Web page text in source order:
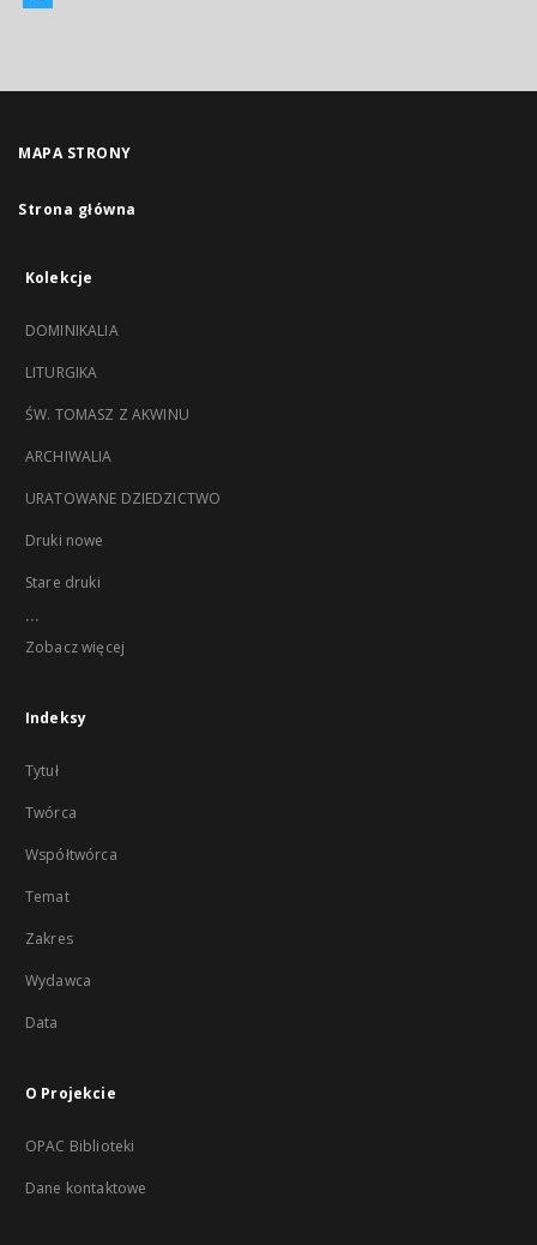
MAPA STRONY
Strona główna
Kolekcje
DOMINIKALIA
LITURGIKA
ŚW. TOMASZ Z AKWINU
ARCHIWALIA
URATOWANE DZIEDZICTWO
Druki nowe
Stare druki
...
Zobacz więcej
Indeksy
Tytuł
Twórca
Współtwórca
Temat
Zakres
Wydawca
Data
O Projekcie
OPAC Biblioteki
Dane kontaktowe